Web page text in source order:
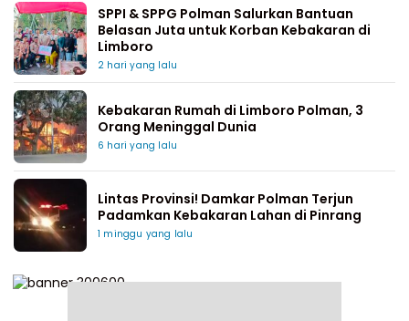
SPPI & SPPG Polman Salurkan Bantuan
Belasan Juta untuk Korban Kebakaran di
Limboro
2 hari yang lalu
Kebakaran Rumah di Limboro Polman, 3
Orang Meninggal Dunia
6 hari yang lalu
Lintas Provinsi! Damkar Polman Terjun
Padamkan Kebakaran Lahan di Pinrang
1 minggu yang lalu